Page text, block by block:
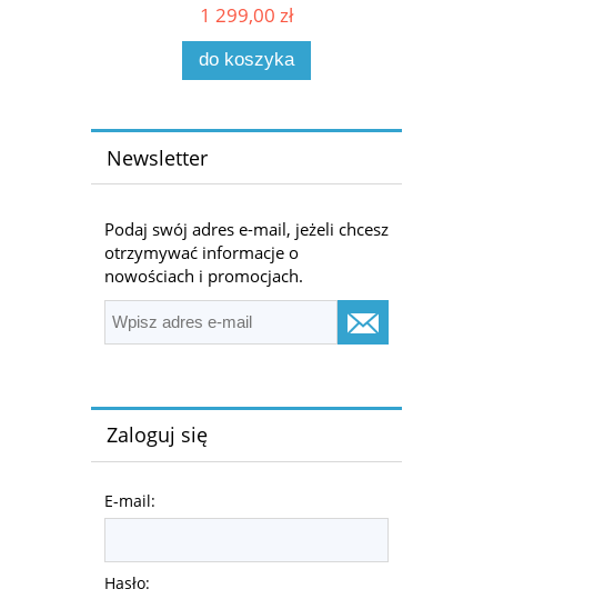
1 299,00 zł
do koszyka
Newsletter
Podaj swój adres e-mail, jeżeli chcesz
otrzymywać informacje o
nowościach i promocjach.
Zaloguj się
E-mail:
Hasło: